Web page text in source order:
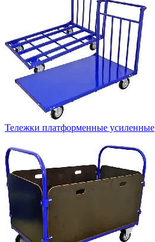
Тележки платформенные усиленные